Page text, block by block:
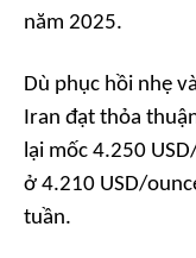
năm 2025.
Dù phục hồi nhẹ
Iran đạt thỏa
lại mốc 4.250
ở 4.210 USD/
tuần.